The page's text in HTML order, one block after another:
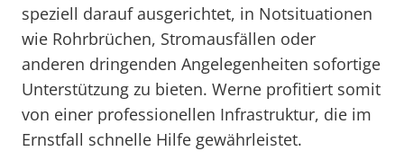
speziell darauf ausgerichtet, in Notsituationen
wie Rohrbrüchen, Stromausfällen oder
anderen dringenden Angelegenheiten sofortige
Unterstützung zu bieten. Werne profitiert somit
von einer professionellen Infrastruktur, die im
Ernstfall schnelle Hilfe gewährleistet.